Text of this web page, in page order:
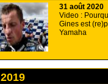
31 août 2020
Video :
Gines est
Yamaha
2019